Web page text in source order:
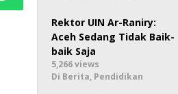
Rektor UIN Ar-Raniry:
Aceh Sedang Tidak Baik-
baik Saja
5,266 views
Di Berita, Pendidikan